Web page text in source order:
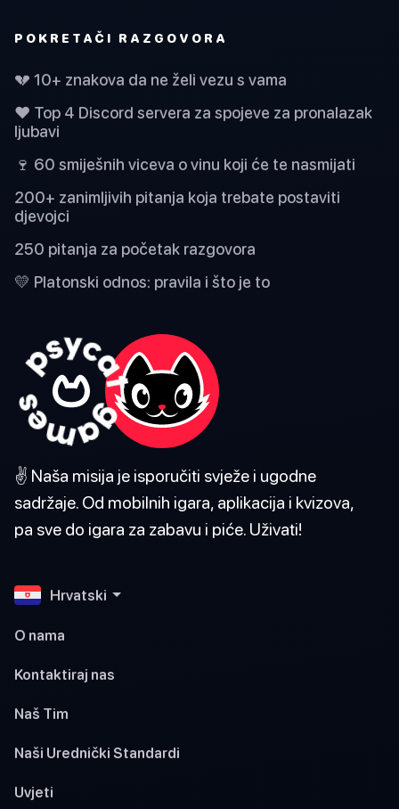
POKRETAČI RAZGOVORA
💔 10+ znakova da ne želi vezu s vama
❤️ Top 4 Discord servera za spojeve za pronalazak
ljubavi
🍷 60 smiješnih viceva o vinu koji će te nasmijati
200+ zanimljivih pitanja koja trebate postaviti
djevojci
250 pitanja za početak razgovora
💛 Platonski odnos: pravila i što je to
✌️ Naša misija je isporučiti svježe i ugodne
sadržaje. Od mobilnih igara, aplikacija i kvizova,
pa sve do igara za zabavu i piće. Uživati!
Hrvatski
O nama
Kontaktiraj nas
Naš Tim
Naši Urednički Standardi
Uvjeti